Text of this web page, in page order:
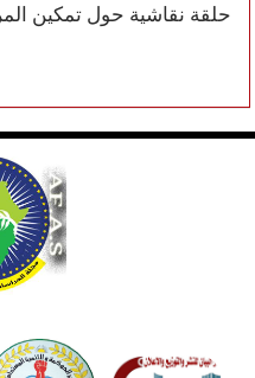
حلقة نقاشية حول تمكين